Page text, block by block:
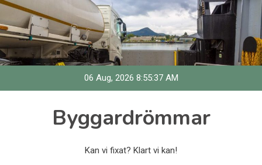
Skip
to
content
06 Aug, 2026 8:55:37 AM
Byggardrömmar
Kan vi fixat? Klart vi kan!